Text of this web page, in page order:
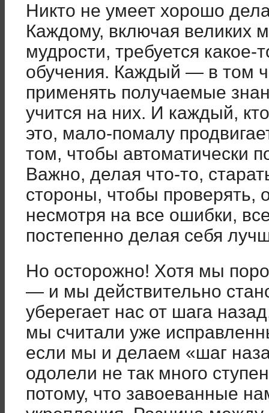
Никто не умеет хорошо
Каждому, включая великих
мудрости, требуется какое-
обучения. Каждый — в том
применять получаемые
учится на них. И каждый,
это, мало-помалу
том, чтобы автоматически
Важно, делая что-то,
стороны, чтобы
несмотря на все ошибки,
постепенно делая себя
Но осторожно! Хотя мы
— и мы действительно
уберегает нас от шага
мы считали уже
если мы и делаем «шаг
одолели не так много
потому, что завоеванные